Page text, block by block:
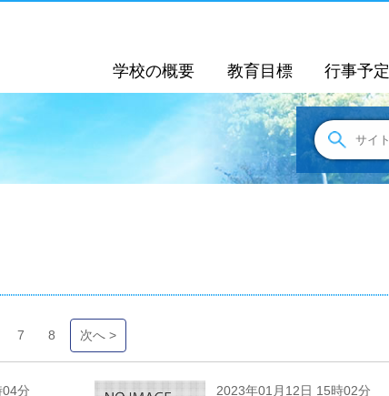
学校の概要 教育目標 行事予定
7 8 次へ >
分 2023年01月12日 15時02分